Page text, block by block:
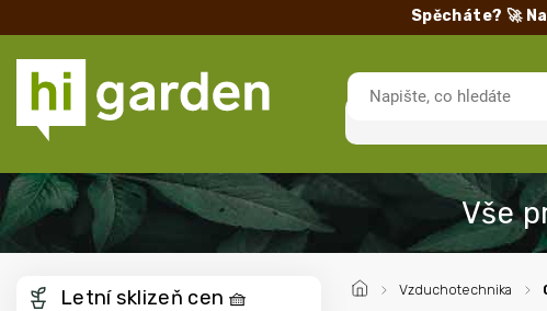
Spěcháte? 🚀
/ Vzduchotechnika /
Letní sklizeň cen 🧺